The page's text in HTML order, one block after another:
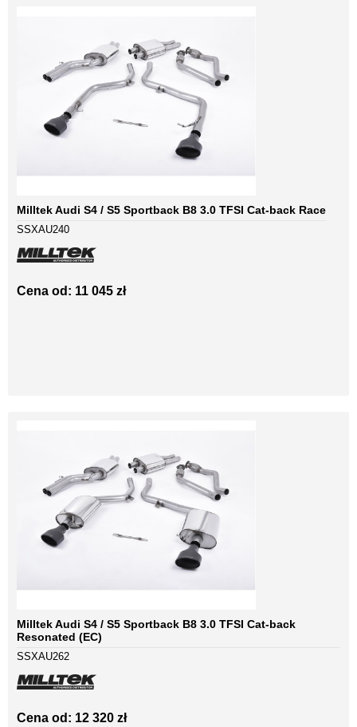
Milltek Audi S4 / S5 Sportback B8 3.0 TFSI Cat-back Race
SSXAU240
Cena od: 11 045 zł
Milltek Audi S4 / S5 Sportback B8 3.0 TFSI Cat-back
Resonated (EC)
SSXAU262
Cena od: 12 320 zł